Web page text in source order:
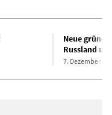
Neue grüne
Russland
7. Dezember